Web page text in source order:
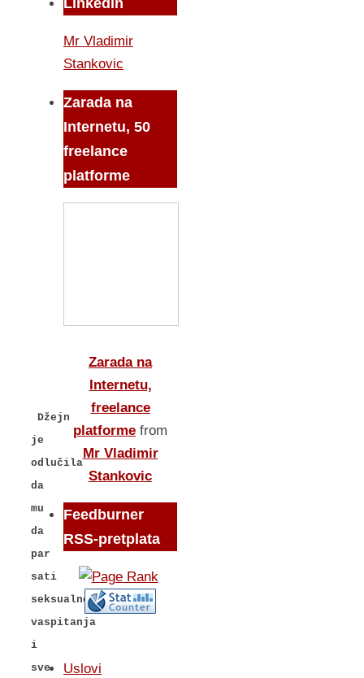
Džejn
je
odlučila
da
mu
da
par
sati
seksualnog
vaspitanja
i
sve
Linkedin
Mr Vladimir
Stankovic
Zarada na
Internetu, 50
freelance
platforme
Zarada na
Internetu,
freelance
platforme from
Mr Vladimir
Stankovic
Feedburner
RSS-pretplata
Uslovi